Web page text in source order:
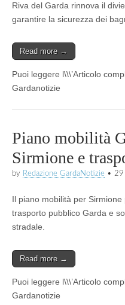
Riva del Garda rinnova il
garantire la sicurezza dei
Read more →
Puoi leggere l\\\’Articolo
Gardanotizie
Piano mobilità
Sirmione e
by Redazione GardaNotizie • 29
Il piano mobilità per
trasporto pubblico Garda e
stradale.
Read more →
Puoi leggere l\\\’Articolo
Gardanotizie